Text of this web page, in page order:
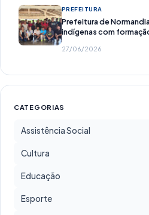
PREFEITURA
Prefeitura de
indígenas com
27/06/2026
CATEGORIAS
Assistência Social
Cultura
Educação
Esporte